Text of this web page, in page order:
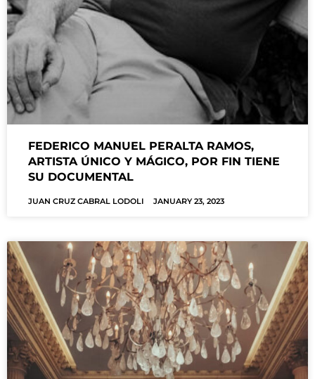
FEDERICO MANUEL PERALTA RAMOS,
ARTISTA ÚNICO Y MÁGICO, POR FIN TIENE
SU DOCUMENTAL
JUAN CRUZ CABRAL LODOLI JANUARY 23, 2023